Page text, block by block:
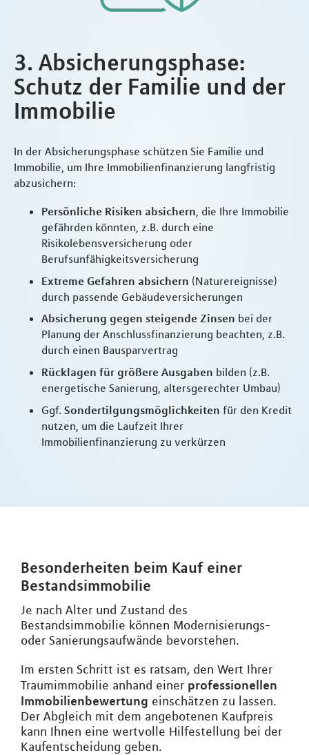
3. Absicherungsphase:
Schutz der Familie und der
Immobilie
In der Absicherungsphase schützen Sie Familie und
Immobilie, um Ihre Immobilienfinanzierung langfristig
abzusichern:
Persönliche Risiken absichern , die Ihre Immobilie
gefährden könnten, z.B. durch eine
Risikolebensversicherung oder
Berufsunfähigkeitsversicherung
Extreme Gefahren absichern (Naturereignisse)
durch passende Gebäudeversicherungen
Absicherung gegen steigende Zinsen bei der
Planung der Anschlussfinanzierung beachten, z.B.
durch einen Bausparvertrag
Rücklagen für größere Ausgaben bilden (z.B.
energetische Sanierung, altersgerechter Umbau)
Ggf. Sondertilgungsmöglichkeiten für den Kredit
nutzen, um die Laufzeit Ihrer
Immobilienfinanzierung zu verkürzen
Besonderheiten beim Kauf einer
Bestandsimmobilie
Je nach Alter und Zustand des
Bestandsimmobilie können Modernisierungs-
oder Sanierungsaufwände bevorstehen.
Im ersten Schritt ist es ratsam, den Wert Ihrer
Traumimmobilie anhand einer professionellen
Immobilienbewertung einschätzen zu lassen.
Der Abgleich mit dem angebotenen Kaufpreis
kann Ihnen eine wertvolle Hilfestellung bei der
Kaufentscheidung geben.